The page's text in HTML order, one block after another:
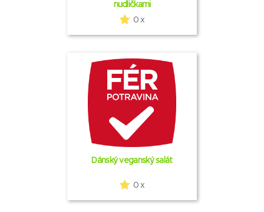
nudličkami
0 x
Dánský veganský salát
0 x